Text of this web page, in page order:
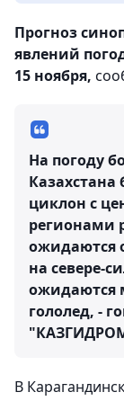
Прогноз
явлений
15 ноября,
На погоду
Казахстана
циклон с
регионами
ожидаются
на севере-
ожидаются
гололед, -
В